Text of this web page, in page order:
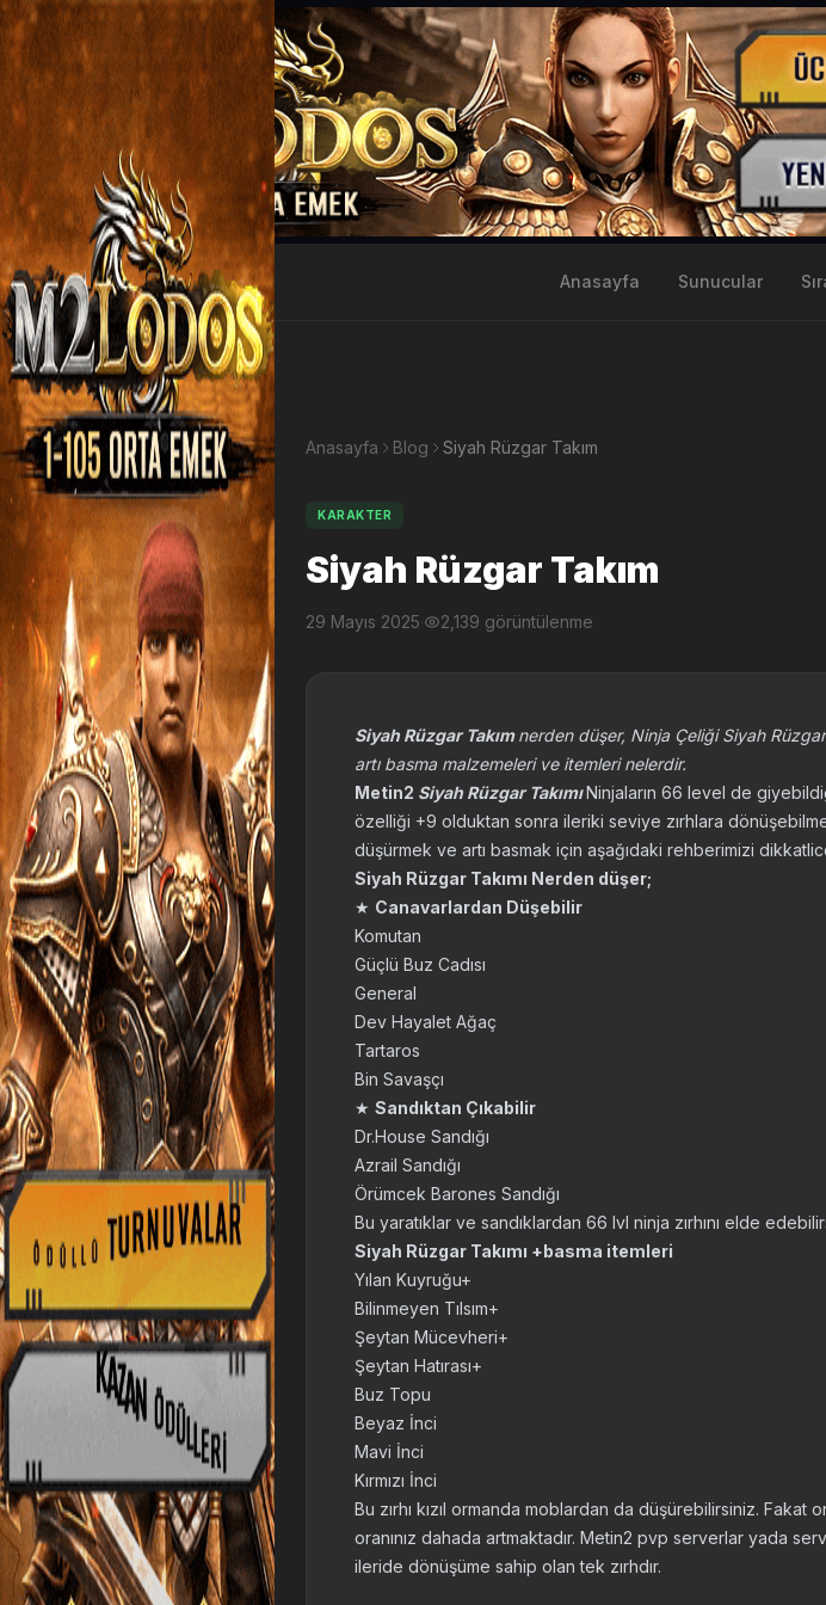
EP Kazan Anasayfa Sunucular
Anasayfa Blog Siyah Rüzgar Takım
KARAKTER
Siyah Rüzgar Takım
29 Mayıs 2025· 2,139 görüntülenme
Siyah Rüzgar Takımnerden düşer, Ninja Çeliği Siyah
artı basma malzemeleri ve itemleri nelerdir.
Metin2 Siyah Rüzgar TakımıNinjaların 66 level de
özelliği +9 olduktan sonra ileriki seviye zırhlara
düşürmek ve artı basmak için aşağıdaki rehberimizi
Siyah Rüzgar Takımı Nerden düşer;
★ Canavarlardan Düşebilir
Komutan
Güçlü Buz Cadısı
General
Dev Hayalet Ağaç
Tartaros
Bin Savaşçı
★ Sandıktan Çıkabilir
Dr.House Sandığı
Azrail Sandığı
Örümcek Barones Sandığı
Bu yaratıklar ve sandıklardan 66 lvl ninja zırhını elde
Siyah Rüzgar Takımı +basma itemleri
Yılan Kuyruğu+
Bilinmeyen Tılsım+
Şeytan Mücevheri+
Şeytan Hatırası+
Buz Topu
Beyaz İnci
Mavi İnci
Kırmızı İnci
Bu zırhı kızıl ormanda moblardan da düşürebilirsiniz.
oranınız dahada artmaktadır. Metin2 pvp serverlar yada
ileride dönüşüme sahip olan tek zırhdır.